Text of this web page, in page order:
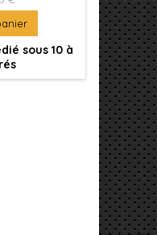
Figurine(s) à
sous 10 à
leurs
